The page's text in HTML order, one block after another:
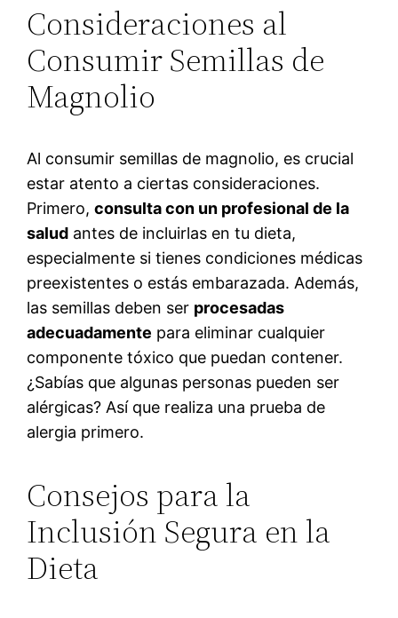
Consideraciones al
Consumir Semillas de
Magnolio
Al consumir semillas de magnolio, es crucial
estar atento a ciertas consideraciones.
Primero,consulta con un profesional de la
salud antes de incluirlas en tu dieta,
especialmente si tienes condiciones médicas
preexistentes o estás embarazada. Además,
las semillas deben ser procesadas
adecuadamente para eliminar cualquier
componente tóxico que puedan contener.
¿Sabías que algunas personas pueden ser
alérgicas? Así que realiza una prueba de
alergia primero.
Consejos para la
Inclusión Segura en la
Dieta